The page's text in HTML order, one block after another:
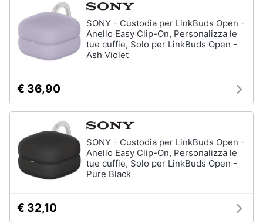
SONY - Custodia per LinkBuds Open -
Anello Easy Clip-On, Personalizza le
tue cuffie, Solo per LinkBuds Open -
Ash Violet
€ 36,90
SONY - Custodia per LinkBuds Open -
Anello Easy Clip-On, Personalizza le
tue cuffie, Solo per LinkBuds Open -
Pure Black
€ 32,10